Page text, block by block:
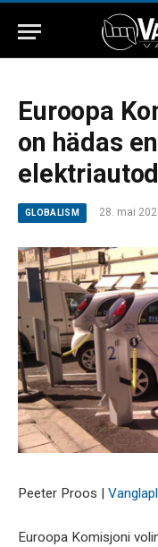
Euroopa
on hädas
GLOBALISM 28. mai
Peeter Proos |
Euroopa Komisjoni